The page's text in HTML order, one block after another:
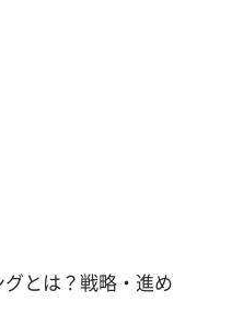
とは？戦略・進め